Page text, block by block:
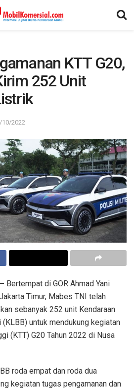
KTT G20,
252 Unit
10/2022
Bertempat di GOR Ahmad Yani
Timur, Mabes TNI telah
sebanyak 252 unit Kendaraan
untuk mendukung kegiatan
(KTT) G20 Tahun 2022 di Nusa
roda empat dan roda dua
kegiatan tugas pengamanan dan